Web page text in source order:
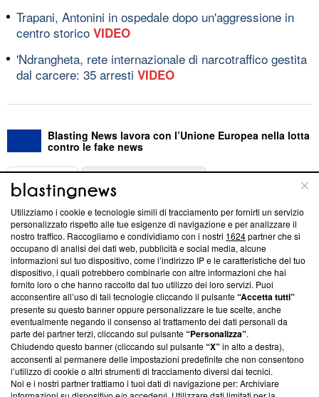
Trapani, Antonini in ospedale dopo un'aggressione in
centro storico VIDEO
'Ndrangheta, rete internazionale di narcotraffico gestita
dal carcere: 35 arresti VIDEO
Blasting News lavora con l’Unione Europea nella lotta
contro le fake news
ABOUT
Questa sezione offre informazioni trasparenti su Blasting
News, sui nostri processi editoriali e su come ci impegniamo a
creare news di qualità. Inoltre, afferma la nostra aderenza a
‘Trust Project - News with Integrity’Blasting News non è
ancora membro del programma, ma ha richiesto di farne
parte; Trust Project non ha ancora effettuato una verifica di
conformità agli standard.
Su di noi
Team editoriale
Corporate
Utilizziamo i cookie e tecnologie simili di tracciamento per fornirti un servizio
personalizzato rispetto alle tue esigenze di navigazione e per analizzare il
nostro traffico. Raccogliamo e condividiamo con i nostri 1624partner che si
occupano di analisi dei dati web, pubblicità e social media, alcune
informazioni sul tuo dispositivo, come l’indirizzo IP e le caratteristiche del tuo
dispositivo, i quali potrebbero combinarle con altre informazioni che hai
fornito loro o che hanno raccolto dal tuo utilizzo dei loro servizi. Puoi
acconsentire all’uso di tali tecnologie cliccando il pulsante“Accetta tutti”
presente su questo banner oppure personalizzare le tue scelte, anche
eventualmente negando il consenso al trattamento dei dati personali da
parte dei partner terzi, cliccando sul pulsante“Personalizza”.
Chiudendo questo banner (cliccando sul pulsante“X”in alto a destra),
acconsenti al permanere delle impostazioni predefinite che non consentono
l’utilizzo di cookie o altri strumenti di tracciamento diversi dai tecnici.
Noi e i nostri partner trattiamo i tuoi dati di navigazione per: Archiviare